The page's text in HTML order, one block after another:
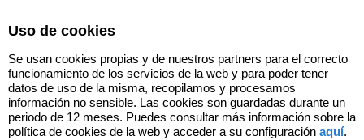
Uso de cookies
Se usan cookies propias y de nuestros partners para el correcto
funcionamiento de los servicios de la web y para poder tener
datos de uso de la misma, recopilamos y procesamos
información no sensible. Las cookies son guardadas durante un
periodo de 12 meses. Puedes consultar más información sobre la
política de cookies de la web y acceder a su configuración aquí.